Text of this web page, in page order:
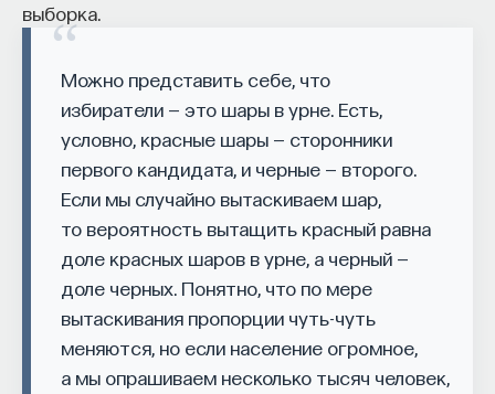
выборка.
Можно представить себе, что
избиратели — это шары в урне. Есть,
условно, красные шары — сторонники
первого кандидата, и черные — второго.
Если мы случайно вытаскиваем шар,
то вероятность вытащить красный равна
доле красных шаров в урне, а черный —
доле черных. Понятно, что по мере
вытаскивания пропорции чуть-чуть
меняются, но если население огромное,
а мы опрашиваем несколько тысяч человек,